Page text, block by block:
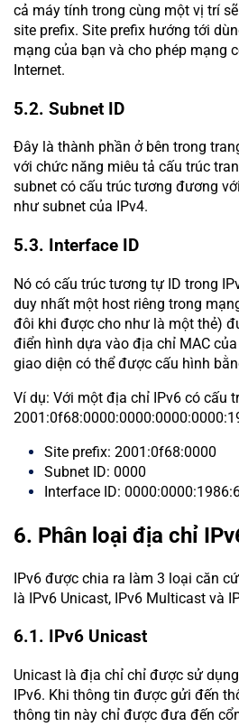
cả máy tính trong cùng một vị trí
site prefix. Site prefix hướng tới
mạng của bạn và cho phép mạng
Internet.
5.2. Subnet ID
Đây là thành phần ở bên trong
với chức năng miêu tả cấu trúc
subnet có cấu trúc tương đương
như subnet của IPv4.
5.3. Interface ID
Nó có cấu trúc tương tự ID trong
duy nhất một host riêng trong
đôi khi được cho như là một thẻ)
điển hình dựa vào địa chỉ MAC
giao diện có thể được cấu hình
Ví dụ: Với một địa chỉ IPv6 có cấu
Site prefix: 2001:0f68:0000
Subnet ID: 0000
Interface ID:
6. Phân loại địa chỉ
IPv6 được chia ra làm 3 loại căn
là IPv6 Unicast, IPv6 Multicast và
6.1. IPv6 Unicast
Unicast là địa chỉ chỉ được sử
IPv6. Khi thông tin được gửi đến
thông tin này chỉ được đưa đến